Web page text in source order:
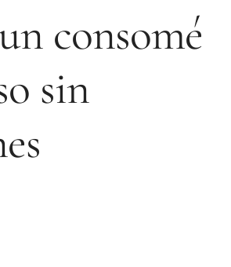
consomé
sin